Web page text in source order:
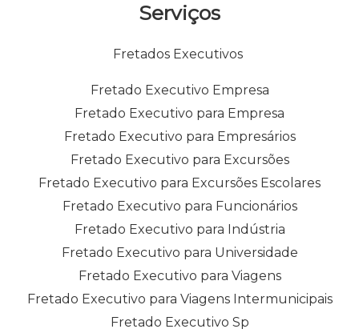
Serviços
Fretados Executivos
Fretado Executivo Empresa
Fretado Executivo para Empresa
Fretado Executivo para Empresários
Fretado Executivo para Excursões
Fretado Executivo para Excursões Escolares
Fretado Executivo para Funcionários
Fretado Executivo para Indústria
Fretado Executivo para Universidade
Fretado Executivo para Viagens
Fretado Executivo para Viagens Intermunicipais
Fretado Executivo Sp